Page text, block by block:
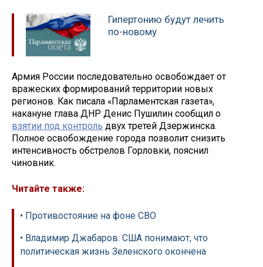
Гипертонию будут лечить
по-новому
Армия России последовательно освобождает от
вражеских формирований территории новых
регионов. Как писала «Парламентская газета»,
накануне глава ДНР Денис Пушилин сообщил о
взятии под контроль двух третей Дзержинска.
Полное освобождение города позволит снизить
интенсивность обстрелов Горловки, пояснил
чиновник.
Читайте также:
• Противостояние на фоне СВО
• Владимир Джабаров: США понимают, что
политическая жизнь Зеленского окончена